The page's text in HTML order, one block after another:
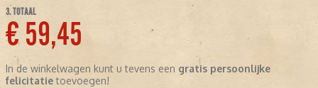
3. TOTAAL
€ 59,45
In de winkelwagen kunt u tevens een gratis persoonlijke
felicitatietoevoegen!